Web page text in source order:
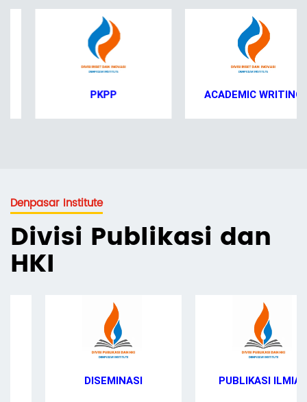
ACADEMIC WRITING
Denpasar Institute
Divisi Publikasi dan
HKI
DISEMINASI PUBLIKASI ILMIAH